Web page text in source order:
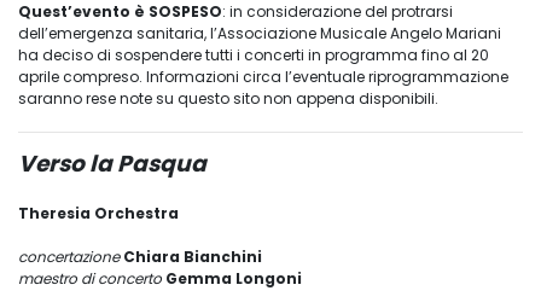
Quest’evento è SOSPESO: in considerazione del protrarsi
dell’emergenza sanitaria, l’Associazione Musicale Angelo Mariani
ha deciso di sospendere tutti i concerti in programma fino al 20
aprile compreso. Informazioni circa l’eventuale riprogrammazione
saranno rese note su questo sito non appena disponibili.
Verso la Pasqua
Theresia Orchestra
concertazione Chiara Bianchini
maestro di concerto Gemma Longoni